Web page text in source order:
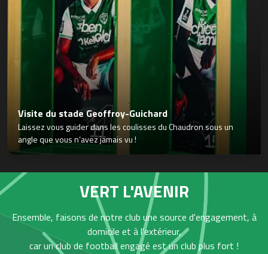
Visite du stade Geoffroy-Guichard
Laissez vous guider dans les coulisses du Chaudron sous un
angle que vous n’avez jamais vu !
VERT L'AVENIR
Ensemble, faisons de notre club une source d'engagement, à
domicile et à l'extérieur,
car un club de football engagé est un club plus fort !